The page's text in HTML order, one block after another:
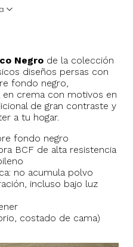
Negro de la colección
diseños persas con
fondo negro,
crema con motivos en
de gran contraste y
a tu hogar.
fondo negro
BCF de alta resistencia
no acumula polvo
incluso bajo luz
costado de cama)